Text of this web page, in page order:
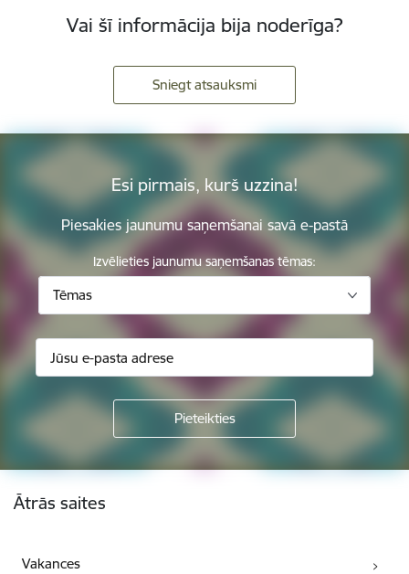
Vai šī informācija bija noderīga?
Sniegt atsauksmi
Esi pirmais, kurš uzzina!
Piesakies jaunumu saņemšanai savā e-pastā
Izvēlieties jaunumu saņemšanas tēmas:
Tēmas
Kājene
Ātrās saites
Vakances